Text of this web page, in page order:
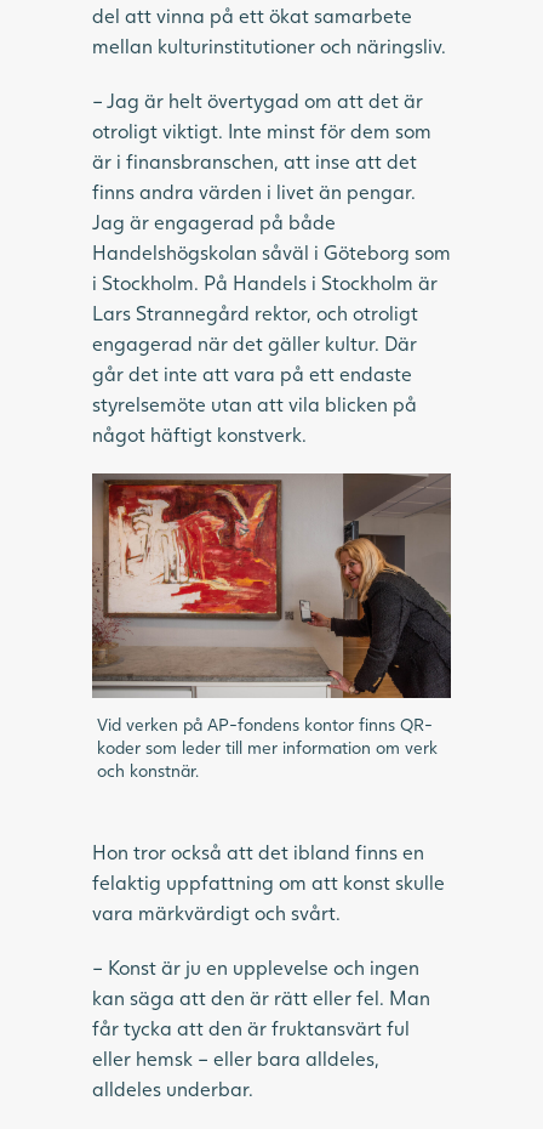
del att vinna på ett ökat samarbete
mellan kulturinstitutioner och näringsliv.
– Jag är helt övertygad om att det är
otroligt viktigt. Inte minst för dem som
är i finansbranschen, att inse att det
finns andra värden i livet än pengar.
Jag är engagerad på både
Handelshögskolan såväl i Göteborg som
i Stockholm. På Handels i Stockholm är
Lars Strannegård rektor, och otroligt
engagerad när det gäller kultur. Där
går det inte att vara på ett endaste
styrelsemöte utan att vila blicken på
något häftigt konstverk.
Vid verken på AP-fondens kontor finns QR-
koder som leder till mer information om verk
och konstnär.
Hon tror också att det ibland finns en
felaktig uppfattning om att konst skulle
vara märkvärdigt och svårt.
– Konst är ju en upplevelse och ingen
kan säga att den är rätt eller fel. Man
får tycka att den är fruktansvärt ful
eller hemsk – eller bara alldeles,
alldeles underbar.